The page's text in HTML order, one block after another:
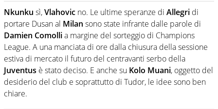
in tutte le sue sfaccettature. Passione smisurata per il
calcio e per la sfera di cuoio. Il pallone è una cosa
serissima, guai a dirgli di no
Nkunku sì,Vlahovic no. Le ultime speranze di Allegri di
portare Dusan al Milan sono state infrante dalle parole di
Damien Comollia margine del sorteggio di Champions
League. A una manciata di ore dalla chiusura della sessione
estiva di mercato il futuro del centravanti serbo della
Juventus è stato deciso. E anche su Kolo Muani, oggetto del
desiderio del club e soprattutto di Tudor, le idee sono ben
chiare.